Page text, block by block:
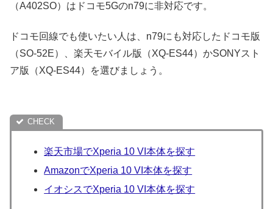
（A402SO）はドコモ5Gのn79に非対応です。
ドコモ回線でも使いたい人は、n79にも対応したドコモ版
（SO-52E）、楽天モバイル版（XQ-ES44）かSONYスト
ア版（XQ-ES44）を選びましょう。
楽天市場でXperia 10 VI本体を探す
AmazonでXperia 10 VI本体を探す
イオシスでXperia 10 VI本体を探す